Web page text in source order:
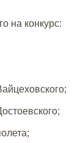
на конкурс: